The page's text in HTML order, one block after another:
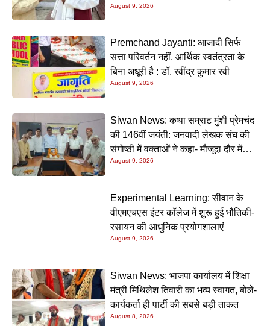
होंगे मुख्य अतिथि
August 9, 2026
Premchand Jayanti: आजादी सिर्फ
सत्ता परिवर्तन नहीं, आर्थिक स्वतंत्रता के
बिना अधूरी है : डॉ. रवींद्र कुमार रवी
August 9, 2026
Siwan News: कथा सम्राट मुंशी प्रेमचंद
की 146वीं जयंती: जनवादी लेखक संघ की
संगोष्ठी में वक्ताओं ने कहा- मौजूदा दौर में
प्रेमचंद की रचनाएं और अधिक प्रासंगिक
August 9, 2026
Experimental Learning: सीवान के
वीएमएचएस इंटर कॉलेज में शुरू हुई भौतिकी-
रसायन की आधुनिक प्रयोगशालाएं
August 9, 2026
Siwan News: भाजपा कार्यालय में शिक्षा
मंत्री मिथिलेश तिवारी का भव्य स्वागत, बोले-
कार्यकर्ता ही पार्टी की सबसे बड़ी ताकत
August 8, 2026